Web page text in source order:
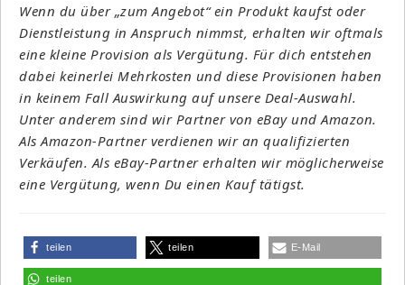
Wenn du über „zum Angebot“ ein Produkt kaufst oder
Dienstleistung in Anspruch nimmst, erhalten wir oftmals
eine kleine Provision als Vergütung. Für dich entstehen
dabei keinerlei Mehrkosten und diese Provisionen haben
in keinem Fall Auswirkung auf unsere Deal-Auswahl.
Unter anderem sind wir Partner von eBay und Amazon.
Als Amazon-Partner verdienen wir an qualifizierten
Verkäufen. Als eBay-Partner erhalten wir möglicherweise
eine Vergütung, wenn Du einen Kauf tätigst.
teilen teilen E-Mail
teilen